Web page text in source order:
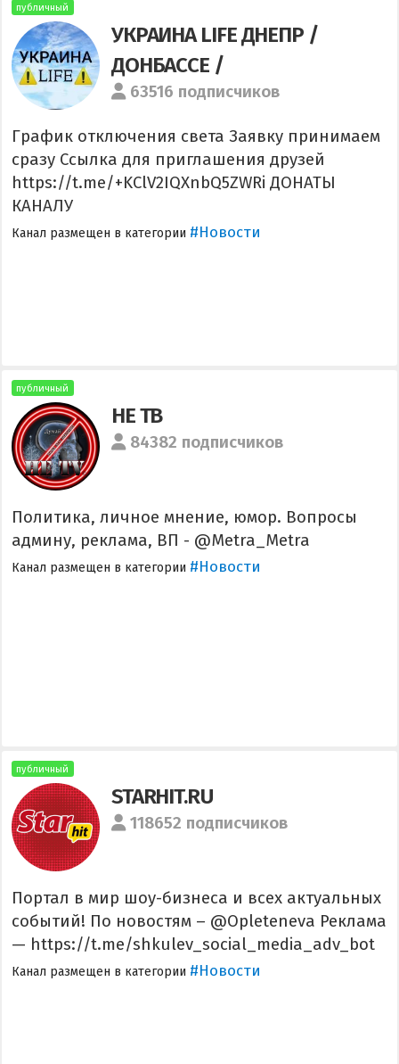
публичный
УКРАИНА LIFE ДНЕПР /
ДОНБАССЕ /
63516 подписчиков
График отключения света Заявку принимаем
сразу Ссылка для приглашения друзей
https://t.me/+KClV2IQXnbQ5ZWRi ДОНАТЫ
КАНАЛУ
Канал размещен в категории #Новости
публичный
НЕ ТВ
84382 подписчиков
Политика, личное мнение, юмор. Вопросы
админу, реклама, ВП - @Metra_Metra
Канал размещен в категории #Новости
публичный
STARHIT.RU
118652 подписчиков
Портал в мир шоу-бизнеса и всех актуальных
событий! По новостям – @Opleteneva Реклама
— https://t.me/shkulev_social_media_adv_bot
Канал размещен в категории #Новости